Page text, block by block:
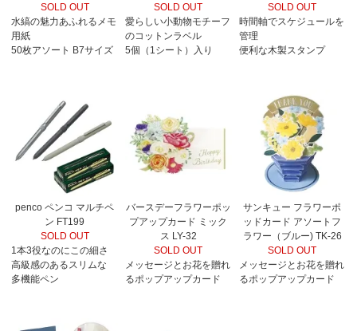
SOLD OUT
水縞の魅力あふれるメモ
用紙
50枚アソート B7サイズ
SOLD OUT
愛らしい小動物モチーフ
のコットンラベル
5個（1シート）入り
SOLD OUT
時間軸でスケジュールを
管理
便利な木製スタンプ
penco ペンコ マルチペ
ン FT199
SOLD OUT
1本3役なのにこの細さ
高級感のあるスリムな
多機能ペン
バースデーフラワーポッ
プアップカード ミック
ス LY-32
SOLD OUT
メッセージとお花を贈れ
るポップアップカード
サンキュー フラワーポ
ッドカード アソートフ
ラワー（ブルー) TK-26
SOLD OUT
メッセージとお花を贈れ
るポップアップカード